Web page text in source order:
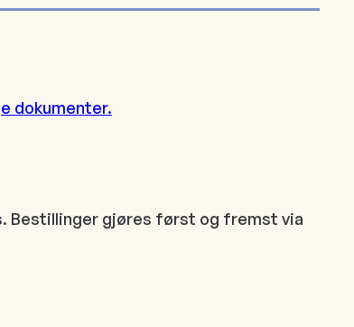
dokumenter.
Bestillinger gjøres først og fremst via